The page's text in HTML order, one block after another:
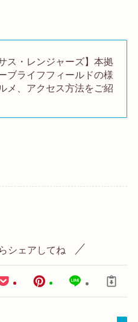
ス・レンジャーズ】本拠
ブライフフィールドの様
メ、アクセス方法をご紹
シェアしてね